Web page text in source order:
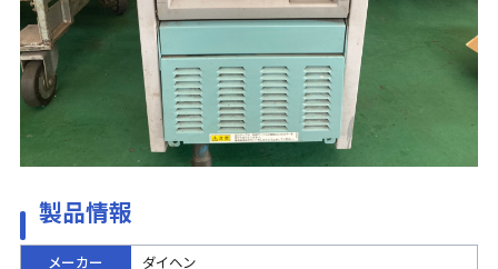
製品情報
メーカー
ダイヘン